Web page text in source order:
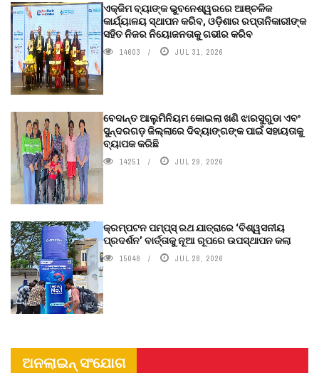
ଏକ୍ଜିମ ବ୍ୟାଙ୍କ ଭୁବନେଶ୍ୱରରେ ଆଞ୍ଚଳିକ
କାର୍ଯ୍ୟାଳୟ ସ୍ଥାପନ କରିବ, ଓଡ଼ିଶାର ରପ୍ତାନିକାରୀଙ୍କ
ସହିତ ନିଜର ନିୟୋଜନତାକୁ ଗଭୀର କରିବ
14603 JUL 31, 2026
ବେଦାନ୍ତ ଆଲୁମିନିୟମ କୋଇଲା ଖଣି ଝାରସୁଗୁଡା ଏବଂ
ସୁନ୍ଦରଗଡ଼ ଜିଲ୍ଲାରେ ଦିବ୍ୟାଙ୍ଗଙ୍କ ପାଇଁ ସହାୟତାକୁ
ବ୍ୟାପକ କରିଛି
14251 JUL 29, 2026
କ୍ରମ୍ପଟନ ପମ୍ପ୍‌ସ୍‌ ରଥ ଯାତ୍ରାରେ ‘ବିଶ୍ୱସନୀୟ
ପ୍ରଦର୍ଶନ’ ବାର୍ତ୍ତାକୁ ନୂଆ ରୂପରେ ଉପସ୍ଥାପନ କଲା
15048 JUL 28, 2026
ଅନଲାଇନ୍ ସଂଯୋଗ